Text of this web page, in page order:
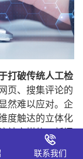
打破传统人工检
页、搜集评论的
然难以应对。企
度触达的立体化
社交媒体、新闻
短视频、音频直
联系我们